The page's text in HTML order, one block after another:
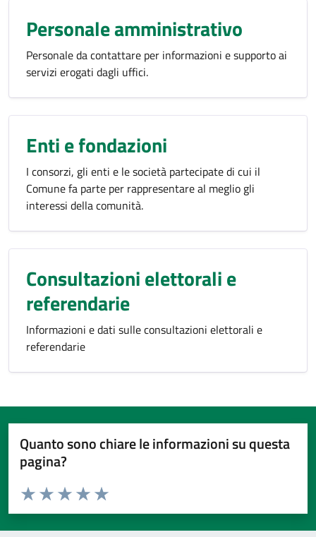
Personale amministrativo
Personale da contattare per informazioni e supporto ai
servizi erogati dagli uffici.
Enti e fondazioni
I consorzi, gli enti e le società partecipate di cui il
Comune fa parte per rappresentare al meglio gli
interessi della comunità.
Consultazioni elettorali e
referendarie
Informazioni e dati sulle consultazioni elettorali e
referendarie
Quanto sono chiare le informazioni su questa
pagina?
Valuta da 1 a 5 stelle la pagina
Valuta 5 stelle su 5
Valuta 4 stelle su 5
Valuta 3 stelle su 5
Valuta 2 stelle su 5
Valuta 1 stelle su 5